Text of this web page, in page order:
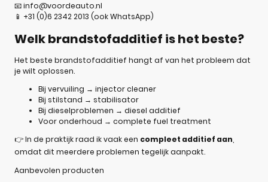
📧 info@voordeauto.nl
📱 +31 (0)6 2342 2013 (ook WhatsApp)
Welk brandstofadditief is het beste?
Het beste brandstofadditief hangt af van het probleem dat
je wilt oplossen.
Bij vervuiling → injector cleaner
Bij stilstand → stabilisator
Bij dieselproblemen → diesel additief
Voor onderhoud → complete fuel treatment
👉 In de praktijk raad ik vaak een compleet additief aan,
omdat dit meerdere problemen tegelijk aanpakt.
Aanbevolen producten